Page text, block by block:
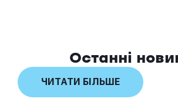
Останні
ЧИТАТИ БІЛЬШЕ